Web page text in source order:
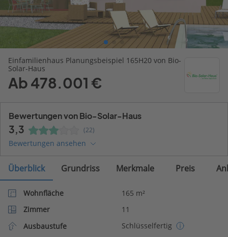
Einfamilienhaus Planungsbeispiel 165H20 von Bio-
Solar-Haus
Ab 478.001 €
Bewertungen von Bio-Solar-Haus
3,3 (22)
Bewertungen ansehen
Überblick Grundriss Merkmale Preis
Wohnfläche
165 m²
Zimmer
11
Ausbaustufe
Schlüsselfertig